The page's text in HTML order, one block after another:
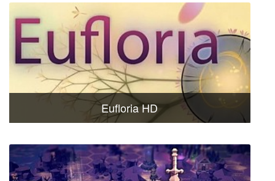
Eufloria HD